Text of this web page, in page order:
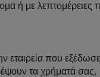
ή με λεπτομέρειες
που
τα χρήματά σας.